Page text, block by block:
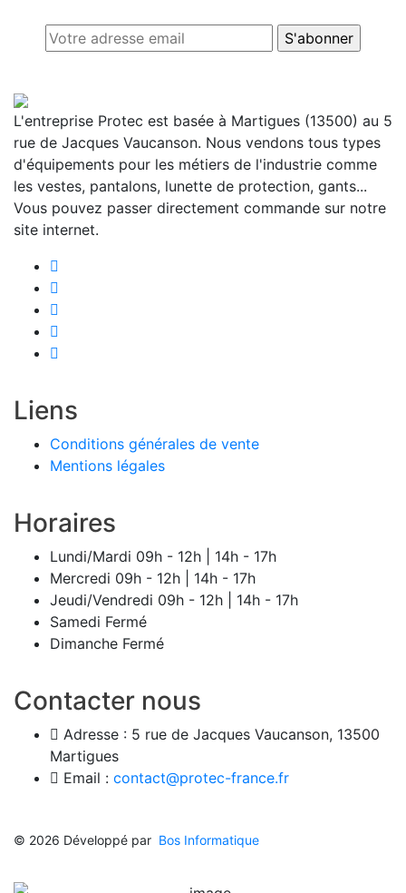
L'entreprise Protec est basée à Martigues (13500) au 5
rue de Jacques Vaucanson. Nous vendons tous types
d'équipements pour les métiers de l'industrie comme
les vestes, pantalons, lunette de protection, gants...
Vous pouvez passer directement commande sur notre
site internet.
Liens
Conditions générales de vente
Mentions légales
Horaires
Lundi/Mardi 09h - 12h | 14h - 17h
Mercredi 09h - 12h | 14h - 17h
Jeudi/Vendredi 09h - 12h | 14h - 17h
Samedi Fermé
Dimanche Fermé
Contacter nous
Adresse : 5 rue de Jacques Vaucanson, 13500
Martigues
Email : contact@protec-france.fr
© 2026 Développé par Bos Informatique